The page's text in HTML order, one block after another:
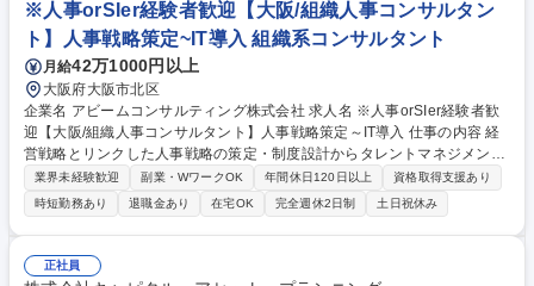
※人事orSIer経験者歓迎【大阪/組織人事コンサルタン
ト】人事戦略策定~IT導入 組織系コンサルタント
月給42万1000円以上
大阪府大阪市北区
企業名 アビームコンサルティング株式会社 求人名 ※人事orSIer経験者歓
迎【大阪/組織人事コンサルタント】人事戦略策定～IT導入 仕事の内容 経
営戦略とリンクした人事戦略の策定・制度設計からタレントマネジメン
ト、人事業務プロセスの導入・改善、IT の導入・活用までを支援します。
HR領域のシステム化支援などの上流案件・グローバル案件など様々な 案
件がございます。 【詳細】■人事マネジメント戦略策定■人的資本パフォ
ーマンスモニタリング方法策定 ・基幹人事制度（等級、報酬、評価）策定
・従業員ベネフィット・リワード策定 ・人材開発施策策定 ・エンゲージ
メント向上策策定■人事システムの基本構想策定 ・人事業務プロセス改革
業界未経験歓迎 副業・WワークOK 年間休日120日以上
資格取得支援あり
時短勤務あり
退職金あり 在宅OK 完全週休2日制 土日祝休み
正社員